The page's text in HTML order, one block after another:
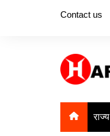
Contact us
राज्य